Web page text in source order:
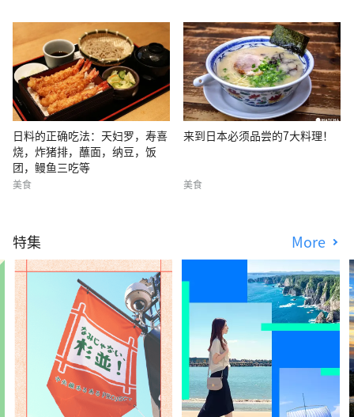
日料的正确吃法：天妇罗，寿喜
烧，炸猪排，蘸面，纳豆，饭
团，鳗鱼三吃等
美食
来到日本必须品尝的7大料理！
美食
特集 More